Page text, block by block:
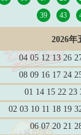
39
43
2026年
04 05 12 13 26
08 09 16 17 24
01 14 15 22 23
02 03 10 11 18 19
06 07 20 21